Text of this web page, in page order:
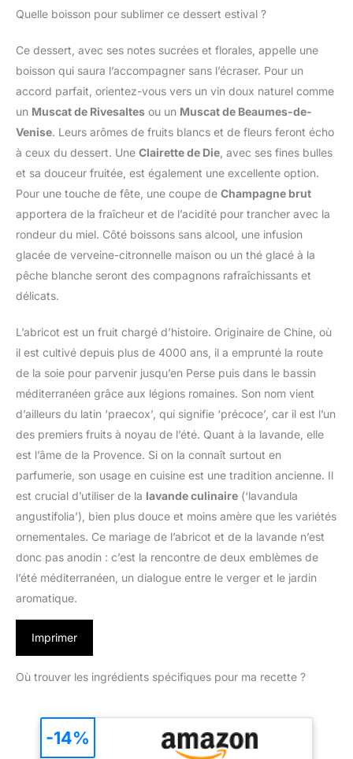
Quelle boisson pour sublimer ce dessert estival ?
Ce dessert, avec ses notes sucrées et florales, appelle une
boisson qui saura l’accompagner sans l’écraser. Pour un
accord parfait, orientez-vous vers un vin doux naturel comme
un Muscat de Rivesaltes ou un Muscat de Beaumes-de-
Venise. Leurs arômes de fruits blancs et de fleurs feront écho
à ceux du dessert. Une Clairette de Die , avec ses fines bulles
et sa douceur fruitée, est également une excellente option.
Pour une touche de fête, une coupe de Champagne brut
apportera de la fraîcheur et de l’acidité pour trancher avec la
rondeur du miel. Côté boissons sans alcool, une infusion
glacée de verveine-citronnelle maison ou un thé glacé à la
pêche blanche seront des compagnons rafraîchissants et
délicats.
L’abricot est un fruit chargé d’histoire. Originaire de Chine, où
il est cultivé depuis plus de 4000 ans, il a emprunté la route
de la soie pour parvenir jusqu’en Perse puis dans le bassin
méditerranéen grâce aux légions romaines. Son nom vient
d’ailleurs du latin ‘praecox’, qui signifie ‘précoce’, car il est l’un
des premiers fruits à noyau de l’été. Quant à la lavande, elle
est l’âme de la Provence. Si on la connaît surtout en
parfumerie, son usage en cuisine est une tradition ancienne. Il
est crucial d’utiliser de la lavande culinaire (‘lavandula
angustifolia’), bien plus douce et moins amère que les variétés
ornementales. Ce mariage de l’abricot et de la lavande n’est
donc pas anodin : c’est la rencontre de deux emblèmes de
l’été méditerranéen, un dialogue entre le verger et le jardin
aromatique.
Imprimer
Où trouver les ingrédients spécifiques pour ma recette ?
-14%